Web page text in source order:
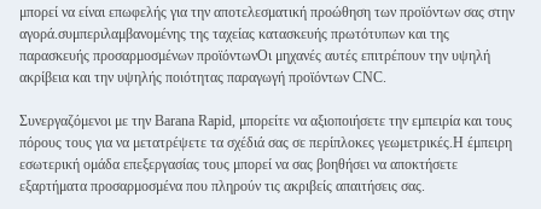
μπορεί να είναι επωφελής για την αποτελεσματική προώθηση των προϊόντων σας στην
αγορά.συμπεριλαμβανομένης της ταχείας κατασκευής πρωτότυπων και της
παρασκευής προσαρμοσμένων προϊόντωνΟι μηχανές αυτές επιτρέπουν την υψηλή
ακρίβεια και την υψηλής ποιότητας παραγωγή προϊόντων CNC.
Συνεργαζόμενοι με την Barana Rapid, μπορείτε να αξιοποιήσετε την εμπειρία και τους
πόρους τους για να μετατρέψετε τα σχέδιά σας σε περίπλοκες γεωμετρικές.Η έμπειρη
εσωτερική ομάδα επεξεργασίας τους μπορεί να σας βοηθήσει να αποκτήσετε
εξαρτήματα προσαρμοσμένα που πληρούν τις ακριβείς απαιτήσεις σας.